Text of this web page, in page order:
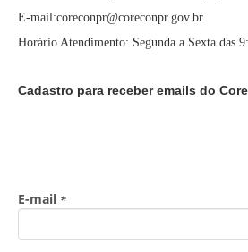
E-mail:coreconpr@coreconpr.gov.br
Horário Atendimento: Segunda a Sexta das
Cadastro para receber emails do